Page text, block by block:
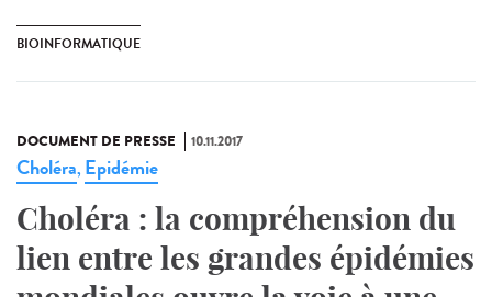
BIOINFORMATIQUE
DOCUMENT DE PRESSE 10.11.2017
Choléra, Epidémie
Choléra : la compréhension du
lien entre les grandes épidémies